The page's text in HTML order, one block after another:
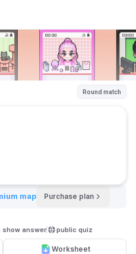
Round match
map Purchase plan
show answer public quiz
Worksheet